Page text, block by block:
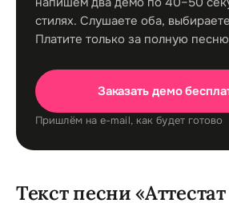
стилях. Слушаете оба,
Платите только за полную
Заказать демо
Пришлём на e-mail, как будет готово
Текст песни